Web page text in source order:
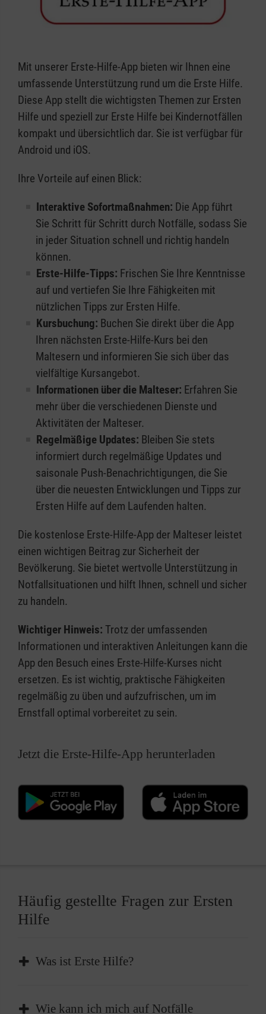
Mit unserer Erste-Hilfe-App bieten wir Ihnen eine
umfassende Unterstützung rund um die Erste Hilfe.
Diese App stellt die wichtigsten Themen zur Ersten
Hilfe und speziell zur Erste Hilfe bei Kindernotfällen
kompakt und übersichtlich dar. Sie ist verfügbar für
Android und iOS.
Ihre Vorteile auf einen Blick:
Interaktive Sofortmaßnahmen: Die App führt
Sie Schritt für Schritt durch Notfälle, sodass Sie
in jeder Situation schnell und richtig handeln
können.
Erste-Hilfe-Tipps: Frischen Sie Ihre Kenntnisse
auf und vertiefen Sie Ihre Fähigkeiten mit
nützlichen Tipps zur Ersten Hilfe.
Kursbuchung: Buchen Sie direkt über die App
Ihren nächsten Erste-Hilfe-Kurs bei den
Maltesern und informieren Sie sich über das
vielfältige Kursangebot.
Informationen über die Malteser: Erfahren Sie
mehr über die verschiedenen Dienste und
Aktivitäten der Malteser.
Regelmäßige Updates: Bleiben Sie stets
informiert durch regelmäßige Updates und
saisonale Push-Benachrichtigungen, die Sie
über die neuesten Entwicklungen und Tipps zur
Ersten Hilfe auf dem Laufenden halten.
Die kostenlose Erste-Hilfe-App der Malteser leistet
einen wichtigen Beitrag zur Sicherheit der
Bevölkerung. Sie bietet wertvolle Unterstützung in
Notfallsituationen und hilft Ihnen, schnell und sicher
zu handeln.
Wichtiger Hinweis: Trotz der umfassenden
Informationen und interaktiven Anleitungen kann die
App den Besuch eines Erste-Hilfe-Kurses nicht
ersetzen. Es ist wichtig, praktische Fähigkeiten
regelmäßig zu üben und aufzufrischen, um im
Ernstfall optimal vorbereitet zu sein.
Jetzt die Erste-Hilfe-App herunterladen
Häufig gestellte Fragen zur Ersten
Hilfe
Was ist Erste Hilfe?
Erste Hilfe ist die sofortige und
Wie kann ich mich auf Notfälle